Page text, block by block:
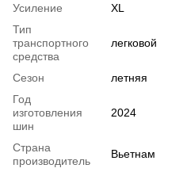
Усиление
XL
Тип
транспортного
средства
легковой
Сезон
летняя
Год
изготовления
шин
2024
Страна
производитель
Вьетнам